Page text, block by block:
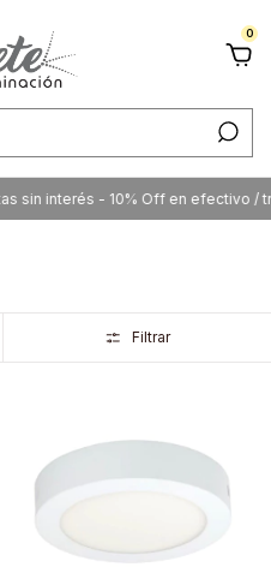
0
- 10% Off en efectivo /
Filtrar